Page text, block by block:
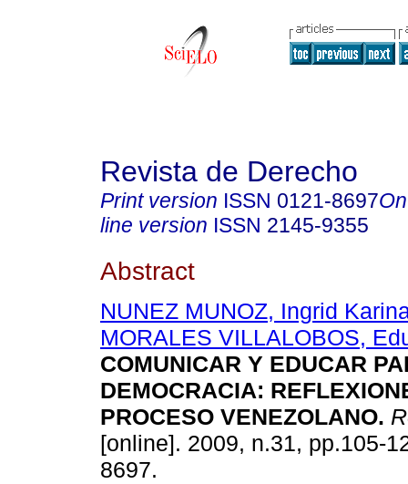
Revista de Derecho
Print version ISSN 0121-8697
line version ISSN 2145-9355
Abstract
NUNEZ MUNOZ, Ingrid
MORALES VILLALOBOS,
COMUNICAR Y EDUCAR
DEMOCRACIA:
PROCESO VENEZOLANO.
[online]. 2009, n.31, pp.105-
8697.